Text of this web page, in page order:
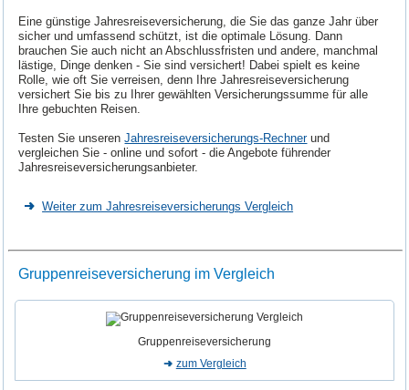
Eine günstige Jahresreiseversicherung, die Sie das ganze Jahr über
sicher und umfassend schützt, ist die optimale Lösung. Dann
brauchen Sie auch nicht an Abschlussfristen und andere, manchmal
lästige, Dinge denken - Sie sind versichert! Dabei spielt es keine
Rolle, wie oft Sie verreisen, denn Ihre Jahresreiseversicherung
versichert Sie bis zu Ihrer gewählten Versicherungssumme für alle
Ihre gebuchten Reisen.
Testen Sie unserenJahresreiseversicherungs-Rechnerund
vergleichen Sie - online und sofort - die Angebote führender
Jahresreiseversicherungsanbieter.
Weiter zum Jahresreiseversicherungs Vergleich
Gruppenreiseversicherung im Vergleich
Gruppenreiseversicherung
zum Vergleich